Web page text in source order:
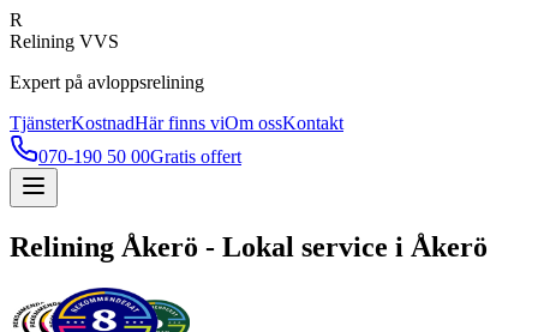
R
Relining VVS
Expert på avloppsrelining
TjänsterKostnadHär finns viOm ossKontakt
070-190 50 00Gratis offert
Relining Åkerö - Lokal service i Åkerö